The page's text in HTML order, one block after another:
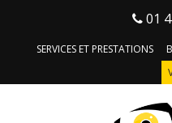
01
SERVICES ET PRESTATIONS